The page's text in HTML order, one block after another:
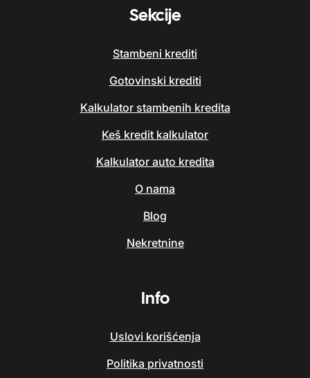
Sekcije
Stambeni krediti
Gotovinski krediti
Kalkulator stambenih kredita
Keš kredit kalkulator
Kalkulator auto kredita
O nama
Blog
Nekretnine
Info
Uslovi korišćenja
Politika privatnosti